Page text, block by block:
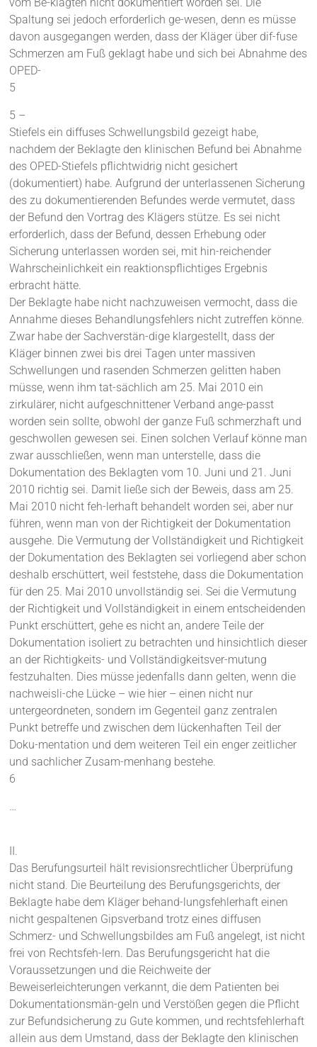
Spaltung sei jedoch erforderlich ge-wesen, denn es müsse
davon ausgegangen werden, dass der Kläger über dif-fuse
Schmerzen am Fuß geklagt habe und sich bei Abnahme des
OPED-
5
5 –
Stiefels ein diffuses Schwellungsbild gezeigt habe,
nachdem der Beklagte den klinischen Befund bei Abnahme
des OPED-Stiefels pflichtwidrig nicht gesichert
(dokumentiert) habe. Aufgrund der unterlassenen Sicherung
des zu dokumentierenden Befundes werde vermutet, dass
der Befund den Vortrag des Klägers stütze. Es sei nicht
erforderlich, dass der Befund, dessen Erhebung oder
Sicherung unterlassen worden sei, mit hin-reichender
Wahrscheinlichkeit ein reaktionspflichtiges Ergebnis
erbracht hätte.
Der Beklagte habe nicht nachzuweisen vermocht, dass die
Annahme dieses Behandlungsfehlers nicht zutreffen könne.
Zwar habe der Sachverstän-dige klargestellt, dass der
Kläger binnen zwei bis drei Tagen unter massiven
Schwellungen und rasenden Schmerzen gelitten haben
müsse, wenn ihm tat-sächlich am 25. Mai 2010 ein
zirkulärer, nicht aufgeschnittener Verband ange-passt
worden sein sollte, obwohl der ganze Fuß schmerzhaft und
geschwollen gewesen sei. Einen solchen Verlauf könne man
zwar ausschließen, wenn man unterstelle, dass die
Dokumentation des Beklagten vom 10. Juni und 21. Juni
2010 richtig sei. Damit ließe sich der Beweis, dass am 25.
Mai 2010 nicht feh-lerhaft behandelt worden sei, aber nur
führen, wenn man von der Richtigkeit der Dokumentation
ausgehe. Die Vermutung der Vollständigkeit und Richtigkeit
der Dokumentation des Beklagten sei vorliegend aber schon
deshalb erschüttert, weil feststehe, dass die Dokumentation
für den 25. Mai 2010 unvollständig sei. Sei die Vermutung
der Richtigkeit und Vollständigkeit in einem entscheidenden
Punkt erschüttert, gehe es nicht an, andere Teile der
Dokumentation isoliert zu betrachten und hinsichtlich dieser
an der Richtigkeits- und Vollständigkeitsver-mutung
festzuhalten. Dies müsse jedenfalls dann gelten, wenn die
nachweisli-che Lücke – wie hier – einen nicht nur
untergeordneten, sondern im Gegenteil ganz zentralen
Punkt betreffe und zwischen dem lückenhaften Teil der
Doku-mentation und dem weiteren Teil ein enger zeitlicher
und sachlicher Zusam-menhang bestehe.
6
…
II.
Das Berufungsurteil hält revisionsrechtlicher Überprüfung
nicht stand. Die Beurteilung des Berufungsgerichts, der
Beklagte habe dem Kläger behand-lungsfehlerhaft einen
nicht gespaltenen Gipsverband trotz eines diffusen
Schmerz- und Schwellungsbildes am Fuß angelegt, ist nicht
frei von Rechtsfeh-lern. Das Berufungsgericht hat die
Voraussetzungen und die Reichweite der
Beweiserleichterungen verkannt, die dem Patienten bei
Dokumentationsmän-geln und Verstößen gegen die Pflicht
zur Befundsicherung zu Gute kommen, und rechtsfehlerhaft
allein aus dem Umstand, dass der Beklagte den klinischen